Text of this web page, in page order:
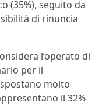
(35%), seguito da
di rinuncia
l’operato di
per il
molto
il 32%